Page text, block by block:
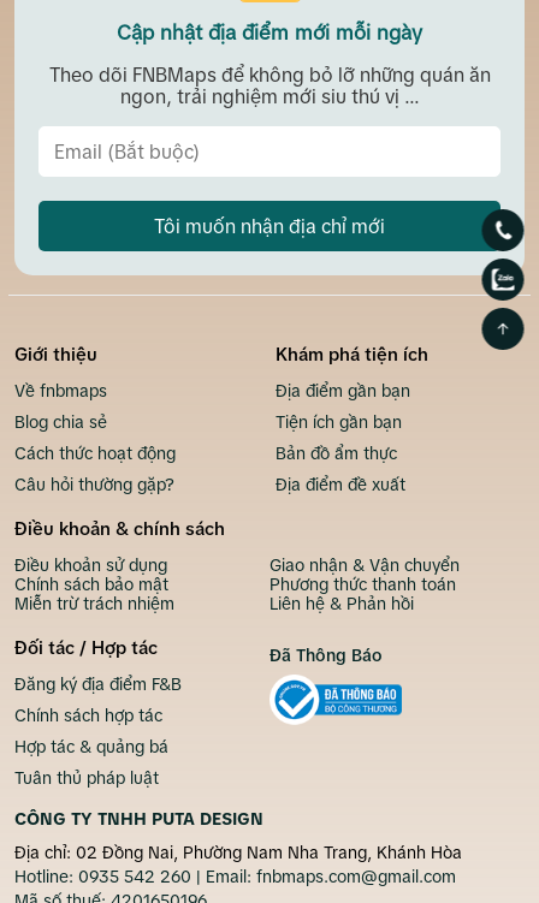
Cập nhật địa điểm mới mỗi ngày
Theo dõi FNBMaps để không bỏ lỡ những quán ăn
ngon, trải nghiệm mới siu thú vị ...
Tôi muốn nhận địa chỉ mới
Giới thiệu
Về fnbmaps
Blog chia sẻ
Cách thức hoạt động
Câu hỏi thường gặp?
Khám phá tiện ích
Địa điểm gần bạn
Tiện ích gần bạn
Bản đồ ẩm thực
Địa điểm đề xuất
Điều khoản & chính sách
Điều khoản sử dụng
Chính sách bảo mật
Miễn trừ trách nhiệm
Giao nhận & Vận chuyển
Phương thức thanh toán
Liên hệ & Phản hồi
Đối tác / Hợp tác
Đăng ký địa điểm F&B
Chính sách hợp tác
Hợp tác & quảng bá
Tuân thủ pháp luật
CÔNG TY TNHH PUTA DESIGN
Địa chỉ: 02 Đồng Nai, Phường Nam Nha Trang, Khánh Hòa
Hotline: 0935 542 260 | Email: fnbmaps.com@gmail.com
Đã Thông Báo